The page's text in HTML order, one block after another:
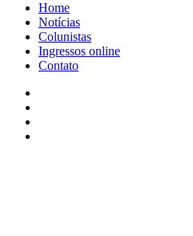
Home
Notícias
Colunistas
Ingressos online
Contato